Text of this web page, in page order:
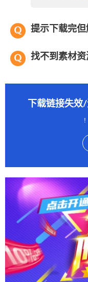
提示下载完但
找不到素材资
下载链接失